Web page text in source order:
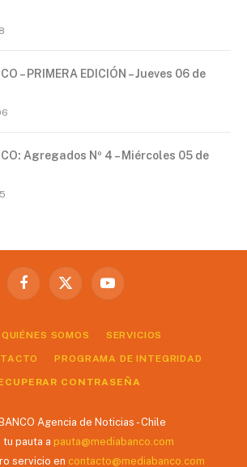
– PRIMERA EDICIÓN – Jueves 06 de
Agregados Nº 4 – Miércoles 05 de
Facebook
X
YouTube
QUIÉNES SOMOS SERVICIOS
PROGRAMA DE INTEGRIDAD
CONTRASEÑA
Agencia de Noticias - Chile
tu pauta a pauta@mediabanco.com
servicio en contacto@mediabanco.com